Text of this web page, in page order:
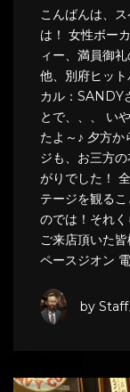
こんばんは、
は！ 女性ボー
ィー、満員御
他、別府ヒッ
カル：SANDY
とで、、、 い
たよ～♪ 夕方か
ジも、お三方
がりでした！
テージを観る
のでは！それく
ご来店頂いた
ペースジオン
by Staff